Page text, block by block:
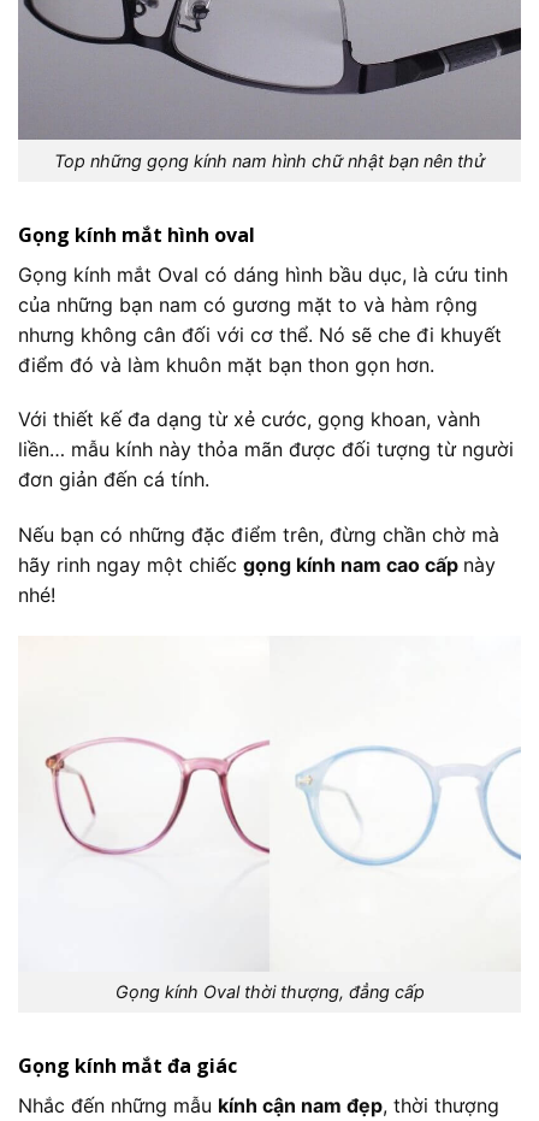
Top những gọng kính nam hình chữ nhật bạn nên thử
Gọng kính mắt hình oval
Gọng kính mắt Oval có dáng hình bầu dục, là cứu tinh
của những bạn nam có gương mặt to và hàm rộng
nhưng không cân đối với cơ thể. Nó sẽ che đi khuyết
điểm đó và làm khuôn mặt bạn thon gọn hơn.
Với thiết kế đa dạng từ xẻ cước, gọng khoan, vành
liền… mẫu kính này thỏa mãn được đối tượng từ người
đơn giản đến cá tính.
Nếu bạn có những đặc điểm trên, đừng chần chờ mà
hãy rinh ngay một chiếc gọng kính nam cao cấp này
nhé!
Gọng kính Oval thời thượng, đẳng cấp
Gọng kính mắt đa giác
Nhắc đến những mẫu kính cận nam đẹp, thời thượng